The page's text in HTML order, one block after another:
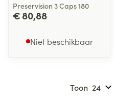
Preservision 3 Caps 180
€ 80,88
Niet beschikbaar
Toon